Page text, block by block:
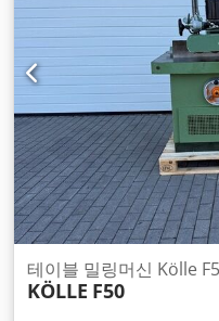
테이블 밀링머신 Kölle
KÖLLE F50